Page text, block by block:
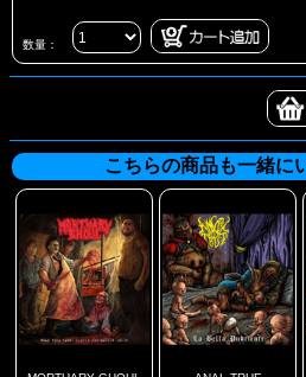
数量：
こちらの商品も一緒に